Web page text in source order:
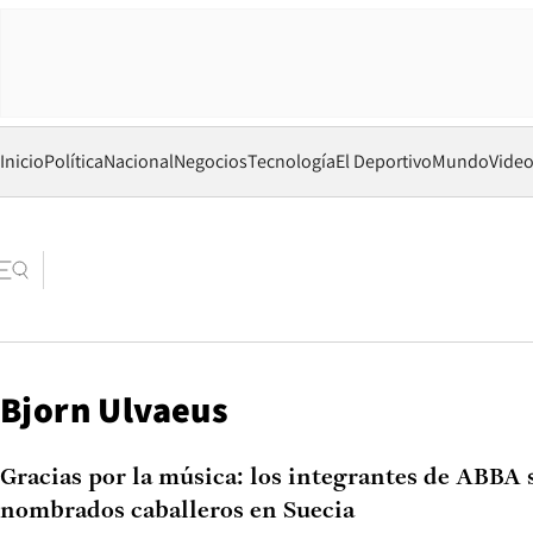
InicioPolíticaNacionalNegociosTecnologíaEl DeportivoMundo
Bjorn Ulvaeus
Gracias por la música: los integrantes de ABBA
nombrados caballeros en Suecia